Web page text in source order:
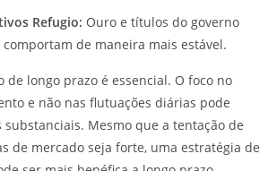
Refugio: Ouro e títulos do governo
de maneira mais estável.
de longo prazo é essencial. O foco no
e não nas flutuações diárias pode
Mesmo que a tentação de
de mercado seja forte, uma estratégia de